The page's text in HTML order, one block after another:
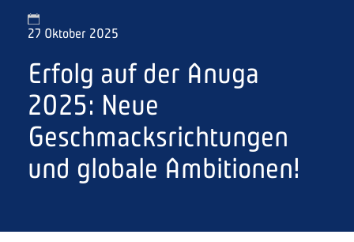
27 Oktober 2025
Erfolg auf der Anuga
2025: Neue
Geschmacksrichtungen
und globale Ambitionen!